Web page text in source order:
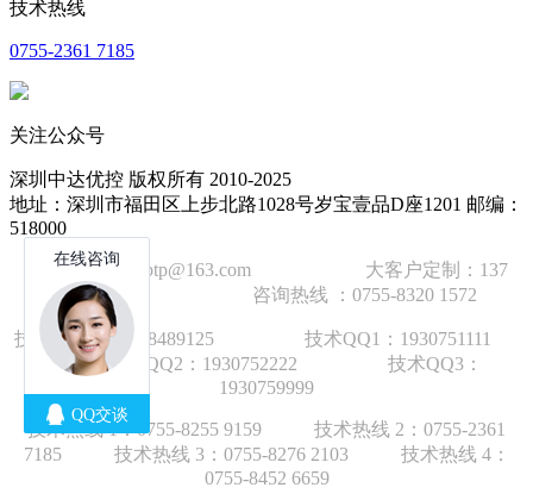
技术热线
0755-2361 7185
关注公众号
深圳中达优控 版权所有 2010-2025
地址：深圳市福田区上步北路1028号岁宝壹品D座1201 邮编：
518000
技术邮箱：wzbtp@163.com 大客户定制：137
1392 2586 咨询热线 ：0755-8320 1572
技术手机：18928489125
技术QQ1：1930751111
技术QQ2：1930752222 技术QQ3：
1930759999
技术热线 1：0755-8255 9159 技术热线 2： 0755-2361
7185技术热线 3： 0755-8276 2103技术热线 4：
0755-8452 6659